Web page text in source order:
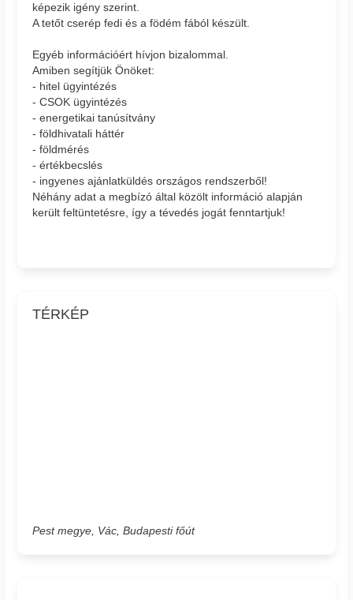
képezik igény szerint.
A tetőt cserép fedi és a födém fából készült.
Egyéb információért hívjon bizalommal.
Amiben segítjük Önöket:
- hitel ügyintézés
- CSOK ügyintézés
- energetikai tanúsítvány
- földhivatali háttér
- földmérés
- értékbecslés
- ingyenes ajánlatküldés országos rendszerből!
Néhány adat a megbízó által közölt információ alapján
került feltüntetésre, így a tévedés jogát fenntartjuk!
TÉRKÉP
Pest megye, Vác, Budapesti főút